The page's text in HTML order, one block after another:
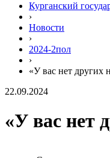
Курганский
›
Новости
›
2024-2пол
›
«У вас нет других
22.09.2024
«У вас нет